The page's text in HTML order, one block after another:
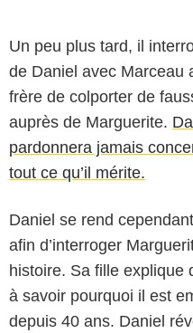
Un peu plus tard, il
de Daniel avec Marceau
frère de colporter de
auprès de Marguerite.
pardonnera jamais
tout ce qu’il mérite.
Daniel se rend
afin d’interroger
histoire. Sa fille explique
à savoir pourquoi il est
depuis 40 ans. Daniel